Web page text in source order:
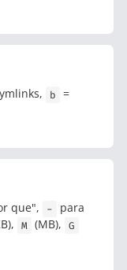
b
=
que", -
para
M (MB), G